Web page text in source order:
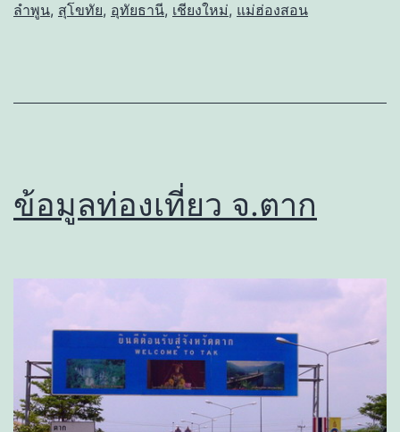
ลำพูน, สุโขทัย, อุทัยธานี, เชียงใหม่, แม่ฮ่องสอน
ข้อมูลท่องเที่ยว จ.ตาก